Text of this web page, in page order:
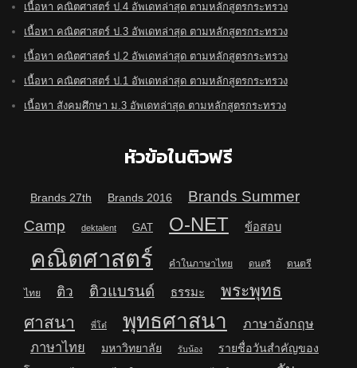
เนื้อหา คณิตศาสตร์ ป.4 อัพเดทล่าสุด ตามหลักสูตรกระทรวง
เนื้อหา คณิตศาสตร์ ป.3 อัพเดทล่าสุด ตามหลักสูตรกระทรวง
เนื้อหา คณิตศาสตร์ ป.2 อัพเดทล่าสุด ตามหลักสูตรกระทรวง
เนื้อหา คณิตศาสตร์ ป.1 อัพเดทล่าสุด ตามหลักสูตรกระทรวง
เนื้อหา สังคมศึกษา ม.3 อัพเดทล่าสุด ตามหลักสูตรกระทรวง
หัวข้อในติวฟรี
Brands 27th Brands 2016
Brands Summer
Camp
dektalent GAT O-NET ข้อสอบ
คณิตศาสตร์ คำในภาษาไทย ดนตรี ดนตรี
ไทย ติว ติวแบรนด์ ธรรมะ
พระพุทธ
ศาสนา
พี่โต๋ พุทธศาสนา ภาษาอังกฤษ
ภาษาไทย มหาวิทยาลัย รับน้อง
รายชื่อวันสำคัญของ